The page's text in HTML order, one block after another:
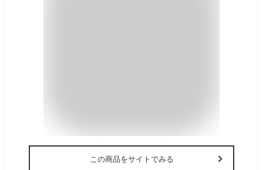
この商品をサイトでみる